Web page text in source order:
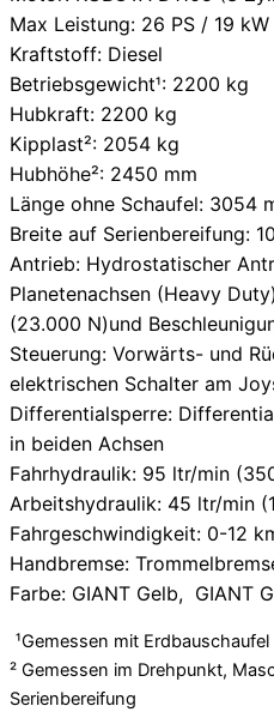
Max Leistung: 26 PS / 19 kW
Kraftstoff: Diesel
Betriebsgewicht¹: 2200 kg
Hubkraft: 2200 kg
Kipplast²: 2054 kg
Hubhöhe²: 2450 mm
Länge ohne Schaufel: 3054
Breite auf Serienbereifung:
Antrieb: Hydrostatischer
Planetenachsen (Heavy
(23.000 N)und
Steuerung: Vorwärts- und
elektrischen Schalter am
Differentialsperre:
in beiden Achsen
Fahrhydraulik: 95 ltr/min
Arbeitshydraulik: 45 ltr/min
Fahrgeschwindigkeit: 0-12
Handbremse:
Farbe: GIANT Gelb, GIANT
¹Gemessen mit Erdbauschaufel
² Gemessen im Drehpunkt,
Serienbereifung